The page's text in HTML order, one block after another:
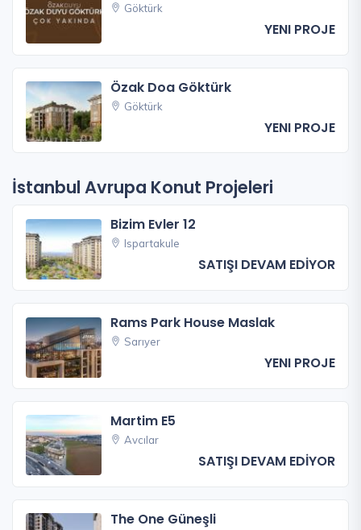
Göktürk
YENI PROJE
Özak Doa Göktürk
Göktürk
YENI PROJE
İstanbul Avrupa Konut Projeleri
Bizim Evler 12
Ispartakule
SATIŞI DEVAM EDİYOR
Rams Park House Maslak
Sarıyer
YENI PROJE
Martim E5
Avcılar
SATIŞI DEVAM EDİYOR
The One Güneşli